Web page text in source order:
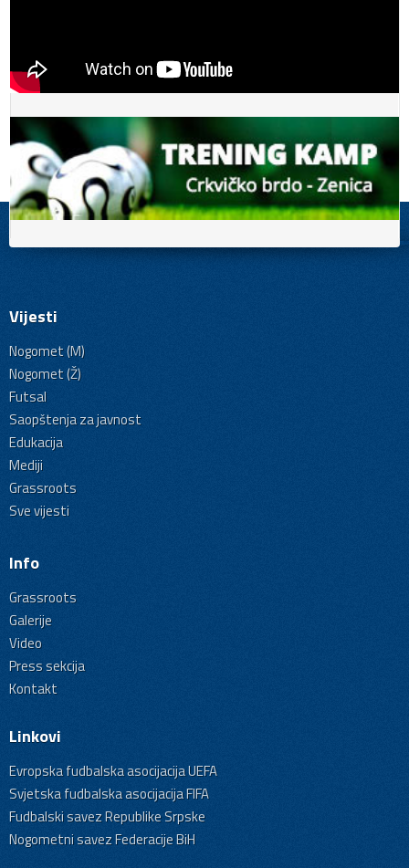
Vijesti
Nogomet (M)
Nogomet (Ž)
Futsal
Saopštenja za javnost
Edukacija
Mediji
Grassroots
Sve vijesti
Info
Grassroots
Galerije
Video
Press sekcija
Kontakt
Linkovi
Evropska fudbalska asocijacija UEFA
Svjetska fudbalska asocijacija FIFA
Fudbalski savez Republike Srpske
Nogometni savez Federacije BiH